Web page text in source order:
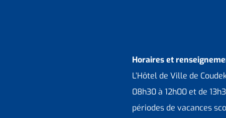
Horaires et
L’Hôtel de Ville de
08h30 à 12h00 et de
périodes de vacances